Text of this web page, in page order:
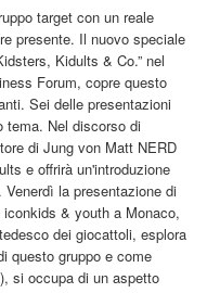
target con un reale
presente. Il nuovo speciale
Kidults & Co.” nel
Forum, copre questo
Sei delle presentazioni
tema. Nel discorso di
di Jung von Matt NERD
e offrirà un'introduzione
la presentazione di
& youth a Monaco,
dei giocattoli, esplora
questo gruppo e come
si occupa di un aspetto